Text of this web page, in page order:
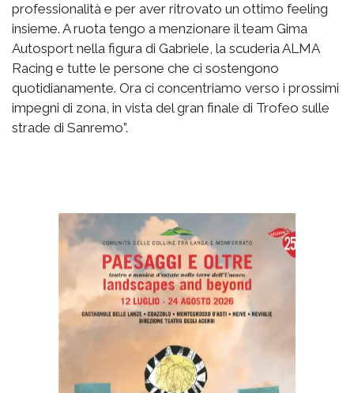
professionalità e per aver ritrovato un ottimo feeling
insieme. A ruota tengo a menzionare il team Gima
Autosport nella figura di Gabriele, la scuderia ALMA
Racing e tutte le persone che ci sostengono
quotidianamente. Ora ci concentriamo verso i prossimi
impegni di zona, in vista del gran finale di Trofeo sulle
strade di Sanremo”.